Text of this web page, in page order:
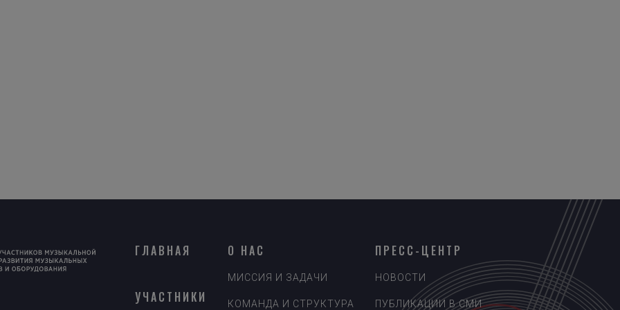
ГЛАВНАЯ
УЧАСТНИКИ
О НАС
МИССИЯ И ЗАДАЧИ
КОМАНДА И СТРУКТУРА
ПРЕСС-ЦЕНТР
НОВОСТИ
ПУБЛИКАЦИИ В СМИ